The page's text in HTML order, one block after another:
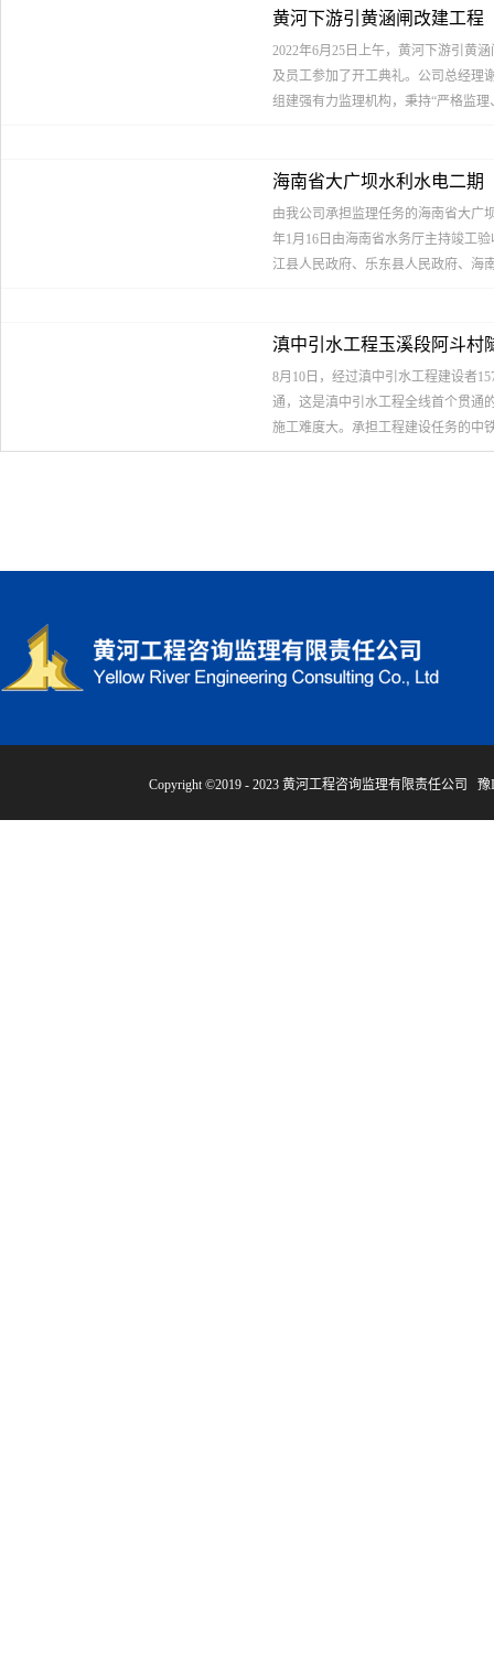
³，扣除输水损失后净补水36. 7亿m³。
黄河下游引黄涵闸改建工程
2022年6月25日上午，黄河下游引黄
及员工参加了开工典礼。公司总经理
组建强有力监理机构，秉持“严格监
建设任务和各项目标，以建设一流工
调”工作，确保工程建设任务目标如
周期36个月，概算投资约4.1亿。监
监理及环境保护监理。
海南省大广坝水利水电二期
由我公司承担监理任务的海南省大广
年1月16日由海南省水务厅主持竣工
江县人民政府、乐东县人民政府、海
造价、移民等7名行业专家。 经讨论
区）工程建设基本画上句号。
滇中引水工程玉溪段阿斗村
8月10日，经过滇中引水工程建设者
通，这是滇中引水工程全线首个贯
施工难度大。承担工程建设任务的中
Copyright ©2019 - 2023 黄河工程咨询监理有限责任公司 豫